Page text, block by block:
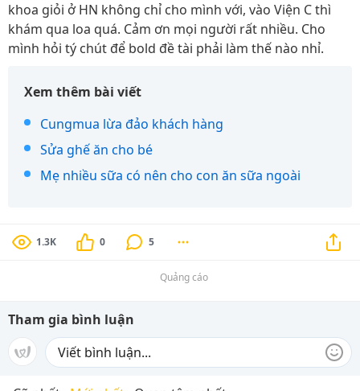
khoa giỏi ở HN không chỉ cho mình với, vào Viện C thì
khám qua loa quá. Cảm ơn mọi người rất nhiều. Cho
mình hỏi tý chút để bold đề tài phải làm thế nào nhỉ.
Xem thêm bài viết
Cungmua lừa đảo khách hàng
Sửa ghế ăn cho bé
Mẹ nhiều sữa có nên cho con ăn sữa ngoài
1.3K 0 5
Quảng cáo
Tham gia bình luận